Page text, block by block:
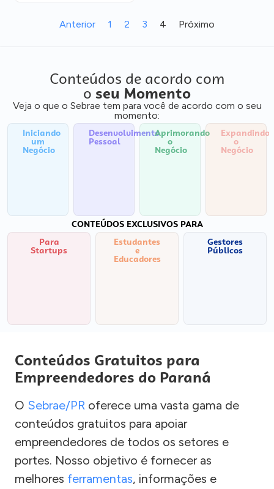
Anterior 1 2 3 4 Próximo
Conteúdos de acordo com
o seu Momento
Veja o que o Sebrae tem para você de acordo com o seu
momento:
Iniciando
um
Negócio
Desenvolvimento
Pessoal
Aprimorando
o
Negócio
Expandindo
o
Negócio
CONTEÚDOS EXCLUSIVOS PARA
Para
Startups
Estudantes
e
Educadores
Gestores
Públicos
Conteúdos Gratuitos para
Empreendedores do Paraná
O Sebrae/PR oferece uma vasta gama de
conteúdos gratuitos para apoiar
empreendedores de todos os setores e
portes. Nosso objetivo é fornecer as
melhores ferramentas, informações e